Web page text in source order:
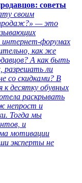
советы
своим
— это
интернет-форумах
как же
А как быть
разрешать ли
со скидками? В
к десятку обувных
раскрывать
непрост и
Тогда мы
и
мотивации
эксперты не